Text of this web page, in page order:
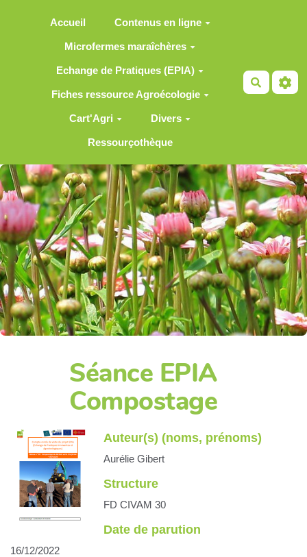
Accueil Contenus en ligne
Microfermes maraîchères
Echange de Pratiques (EPIA)
Fiches ressource Agroécologie
Cart'Agri Divers
Ressourçothèque
Séance EPIA
Compostage
Auteur(s) (noms, prénoms)
Aurélie Gibert
Structure
FD CIVAM 30
Date de parution
16/12/2022